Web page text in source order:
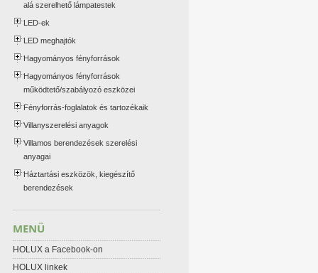
alá szerelhető lámpatestek
LED-ek
LED meghajtók
Hagyományos fényforrások
Hagyományos fényforrások
működtető/szabályozó eszközei
Fényforrás-foglalatok és tartozékaik
Villanyszerelési anyagok
Villamos berendezések szerelési
anyagai
Háztartási eszközök, kiegészítő
berendezések
MENÜ
HOLUX a Facebook-on
HOLUX linkek